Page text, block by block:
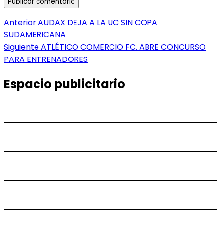
Navegación
de
entradas
AnteriorEntrada
anterior:
AUDAX DEJA A LA UC SIN COPA
SUDAMERICANA
SiguienteEntrada
siguiente:
ATLÉTICO COMERCIO FC. ABRE CONCURSO
PARA ENTRENADORES
Espacio publicitario